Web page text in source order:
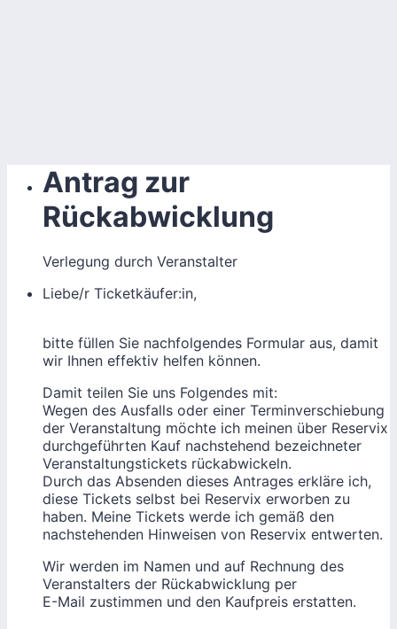
Antrag zur
Rückabwicklung
Verlegung durch Veranstalter
Liebe/r Ticketkäufer:in,
bitte füllen Sie nachfolgendes Formular aus, damit
wir Ihnen effektiv helfen können.
Damit teilen Sie uns Folgendes mit:
Wegen des Ausfalls oder einer Terminverschiebung
der Veranstaltung möchte ich meinen über Reservix
durchgeführten Kauf nachstehend bezeichneter
Veranstaltungstickets rückabwickeln.
Durch das Absenden dieses Antrages erkläre ich,
diese Tickets selbst bei Reservix erworben zu
haben. Meine Tickets werde ich gemäß den
nachstehenden Hinweisen von Reservix entwerten.
Wir werden im Namen und auf Rechnung des
Veranstalters der Rückabwicklung per
E-Mail zustimmen und den Kaufpreis erstatten.